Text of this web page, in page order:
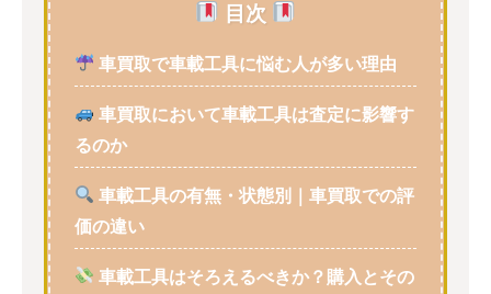
目次
車買取で車載工具に悩む人が多い理由
車買取において車載工具は査定に影響す
るのか
車載工具の有無・状態別｜車買取での評
価の違い
車載工具はそろえるべきか？購入とその